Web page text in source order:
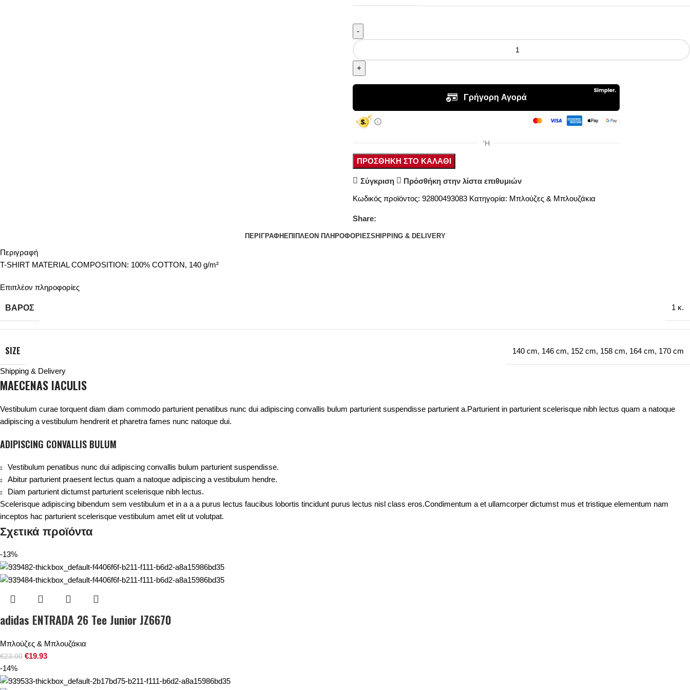
ΠΡΟΣΘΉΚΗ ΣΤΟ ΚΑΛΆΘΙ
Σύγκριση Πρόσθήκη στην λίστα επιθυμιών
Κωδικός προϊόντος: 92800493083 Κατηγορία: Μπλούζες & Μπλουζάκια
Share:
ΠΕΡΙΓΡΑΦΉΕΠΙΠΛΈΟΝ ΠΛΗΡΟΦΟΡΊΕΣSHIPPING & DELIVERY
Περιγραφή
T-SHIRT MATERIAL COMPOSITION: 100% COTTON, 140 g/m²
Επιπλέον πληροφορίες
ΒΆΡΟΣ 1 κ.
SIZE 140 cm, 146 cm, 152 cm, 158 cm, 164 cm, 170 cm
Shipping & Delivery
MAECENAS IACULIS
Vestibulum curae torquent diam diam commodo parturient penatibus nunc dui adipiscing convallis bulum parturient suspendisse parturient a.Parturient in parturient scelerisque nibh lectus quam a natoque
adipiscing a vestibulum hendrerit et pharetra fames nunc natoque dui.
ADIPISCING CONVALLIS BULUM
Vestibulum penatibus nunc dui adipiscing convallis bulum parturient suspendisse.
Abitur parturient praesent lectus quam a natoque adipiscing a vestibulum hendre.
Diam parturient dictumst parturient scelerisque nibh lectus.
Scelerisque adipiscing bibendum sem vestibulum et in a a a purus lectus faucibus lobortis tincidunt purus lectus nisl class eros.Condimentum a et ullamcorper dictumst mus et tristique elementum nam
inceptos hac parturient scelerisque vestibulum amet elit ut volutpat.
Σχετικά προϊόντα
-13%
adidas ENTRADA 26 Tee Junior JZ6670
Μπλούζες & Μπλουζάκια
€23.00 €19.93
-14%